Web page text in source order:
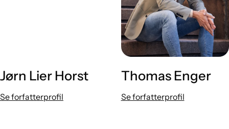
Jørn Lier Horst
Se forfatterprofil
Thomas Enger
Se forfatterprofil